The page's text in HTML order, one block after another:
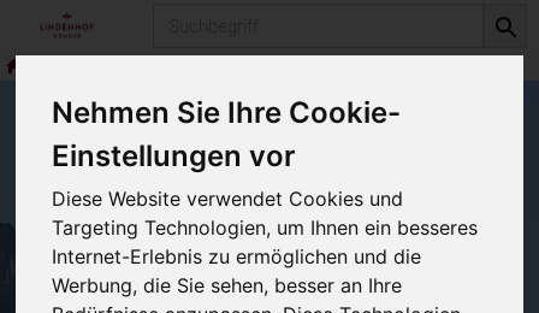
Nehmen Sie Ihre Cookie-
Einstellungen vor
Diese Website verwendet Cookies und
Targeting Technologien, um Ihnen ein besseres
Internet-Erlebnis zu ermöglichen und die
Werbung, die Sie sehen, besser an Ihre
Roggen Bio-
Teigwaren 1 von 193